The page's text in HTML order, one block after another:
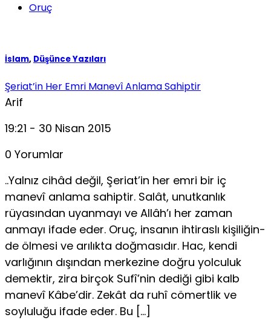
Oruç
İslam, Düşünce Yazıları
Şeriat’in Her Emri Manevî Anlama Sahiptir
Arif
19:21 - 30 Nisan 2015
0 Yorumlar
..Yalnız cihâd değil, Şeriat’in her emri bir iç
manevî anlama sahiptir. Salât, unutkanlık
rüyasından uyanmayı ve Allâh’ı her zaman
anmayı ifade eder. Oruç, insanın ihtiraslı kişiliğin­
de ölmesi ve arılıkta doğmasıdır. Hac, kendi
varlığının dışın­dan merkezine doğru yolculuk
demektir, zira birçok Sufî’nin dediği gibi kalb
manevî Kâbe’dir. Zekât da ruhî cömertlik ve
soyluluğu ifade eder. Bu […]